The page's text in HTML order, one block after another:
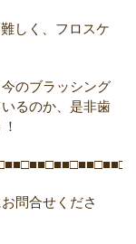
しく、フロスケ
のブラッシング
るのか、是非歯
問合せくださ